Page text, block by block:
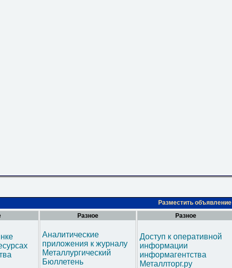
Разместить объявление
Разное
Аналитические
приложения к журналу
Металлургический
Бюллетень
Разное
Доступ к оперативной
информации
информагентства
Металлторг.ру